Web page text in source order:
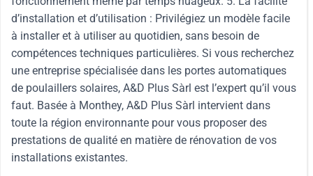
d’installation et d’utilisation : Privilégiez un modèle facile
à installer et à utiliser au quotidien, sans besoin de
compétences techniques particulières. Si vous recherchez
une entreprise spécialisée dans les portes automatiques
de poulaillers solaires, A&D Plus Sàrl est l’expert qu’il vous
faut. Basée à Monthey, A&D Plus Sàrl intervient dans
toute la région environnante pour vous proposer des
prestations de qualité en matière de rénovation de vos
installations existantes.